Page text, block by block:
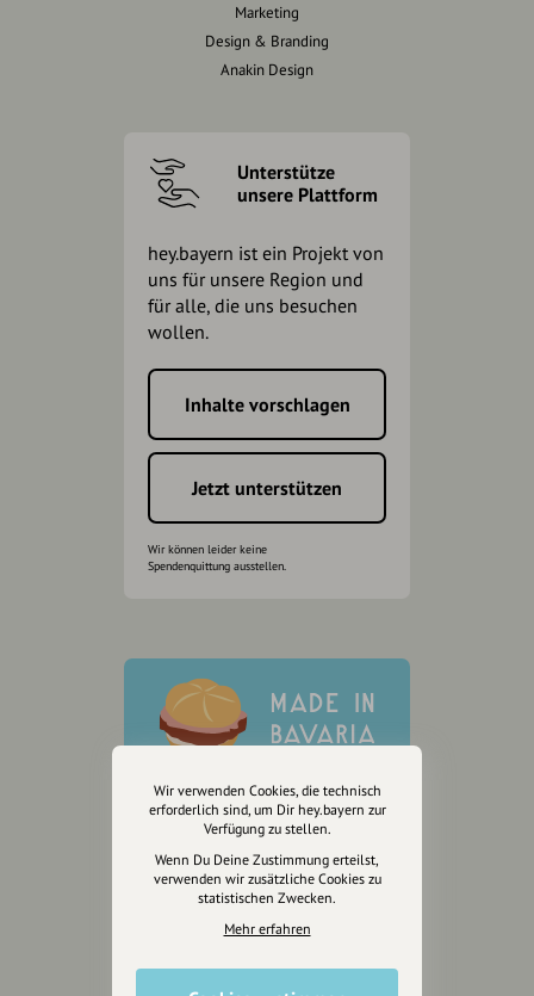
Marketing
Design & Branding
Anakin Design
Unterstütze
unsere Plattform
hey.bayern ist ein Projekt von
uns für unsere Region und
für alle, die uns besuchen
wollen.
Inhalte vorschlagen
Jetzt unterstützen
Wir können leider keine
Spendenquittung ausstellen.
Wir verwenden Cookies, die technisch
erforderlich sind, um Dir hey.bayern zur
Verfügung zu stellen.
Wenn Du Deine Zustimmung erteilst,
verwenden wir zusätzliche Cookies zu
statistischen Zwecken.
Mehr erfahren